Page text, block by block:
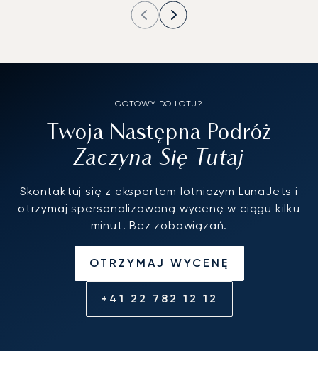
GOTOWY DO LOTU?
Twoja Następna Podróż
Zaczyna Się Tutaj
Skontaktuj się z ekspertem lotniczym LunaJets i
otrzymaj spersonalizowaną wycenę w ciągu kilku
minut. Bez zobowiązań.
OTRZYMAJ WYCENĘ
+41 22 782 12 12